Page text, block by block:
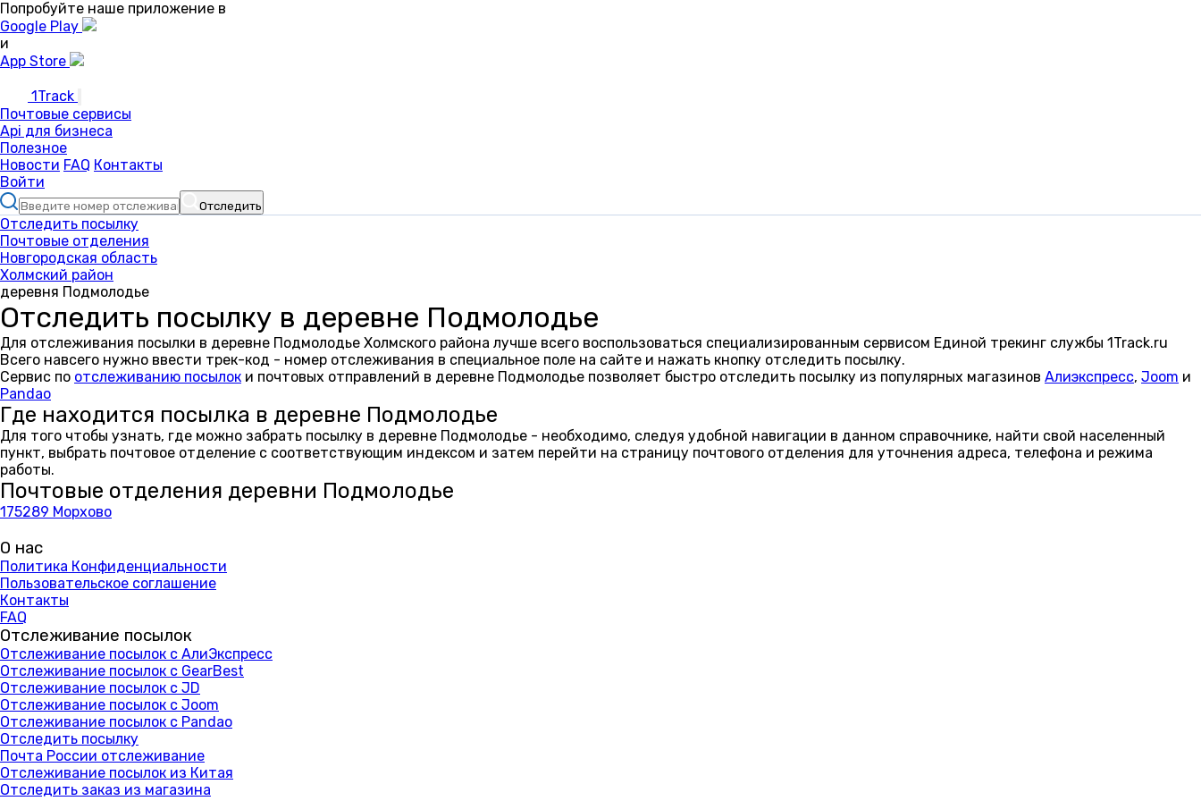
Попробуйте наше приложение в
Google Play
и
App Store
1Track
Почтовые сервисы
Api для бизнеса
Полезное
Новости FAQ Контакты
Войти
Отследить
Отследить посылку
Почтовые отделения
Новгородская область
Холмский район
деревня Подмолодье
Отследить посылку в деревне Подмолодье
Для отслеживания посылки в деревне Подмолодье Холмского района лучше всего воспользоваться специализированным сервисом Единой трекинг службы 1Track.ru
Всего навсего нужно ввести трек-код - номер отслеживания в специальное поле на сайте и нажать кнопку отследить посылку.
Сервис по отслеживанию посылок и почтовых отправлений в деревне Подмолодье позволяет быстро отследить посылку из популярных магазинов Алиэкспресс, Joom и
Pandao
Где находится посылка в деревне Подмолодье
Для того чтобы узнать, где можно забрать посылку в деревне Подмолодье - необходимо, следуя удобной навигации в данном справочнике, найти свой населенный
пункт, выбрать почтовое отделение с соответствующим индексом и затем перейти на страницу почтового отделения для уточнения адреса, телефона и режима
работы.
Почтовые отделения деревни Подмолодье
175289 Морхово
О нас
Политика Конфиденциальности
Пользовательское соглашение
Контакты
FAQ
Отслеживание посылок
Отслеживание посылок с АлиЭкспресс
Отслеживание посылок с GearBest
Отслеживание посылок с JD
Отслеживание посылок с Joom
Отслеживание посылок с Pandao
Отследить посылку
Почта России отслеживание
Отслеживание посылок из Китая
Отследить заказ из магазина